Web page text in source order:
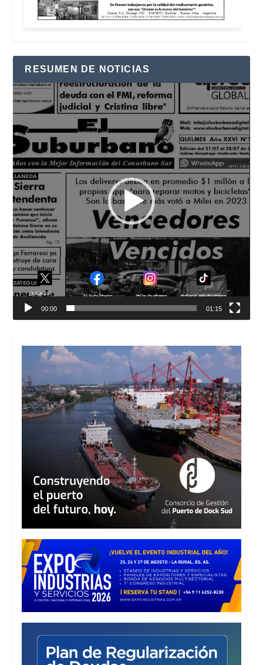
RESUMEN DE NOTICIAS
Reproductor
de
vídeo
00:00 01:15